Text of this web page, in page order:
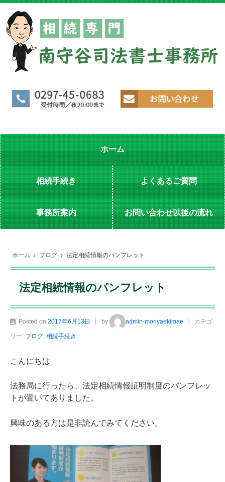
ホーム
相続手続き よくあるご質問
事務所案内 お問い合わせ以後の流れ
ホーム › ブログ › 法定相続情報のパンフレット
法定相続情報のパンフレット
Posted on 2017年6月13日 by admin-moriyaekimae カテゴ
リー: ブログ, 相続手続き
こんにちは
法務局に行ったら、法定相続情報証明制度のパンフレッ
トが置いてありました。
興味のある方は是非読んでみてください。